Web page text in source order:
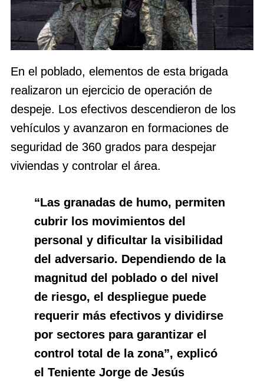
En el poblado, elementos de esta brigada
realizaron un ejercicio de operación de
despeje. Los efectivos descendieron de los
vehículos y avanzaron en formaciones de
seguridad de 360 grados para despejar
viviendas y controlar el área.
“Las granadas de humo, permiten
cubrir los movimientos del
personal y dificultar la visibilidad
del adversario. Dependiendo de la
magnitud del poblado o del nivel
de riesgo, el despliegue puede
requerir más efectivos y dividirse
por sectores para garantizar el
control total de la zona”, explicó
el Teniente Jorge de Jesús